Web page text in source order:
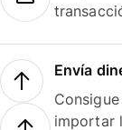
Envía
importar